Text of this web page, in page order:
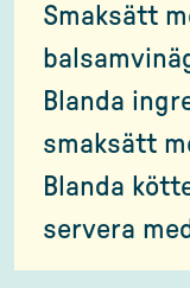
Smaksätt
Blanda
smaksätt
Blanda
servera